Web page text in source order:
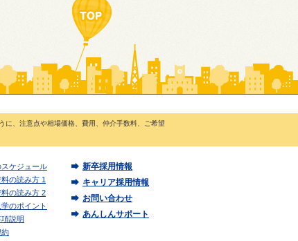
に、注意点や相場価格、費用、仲介手数料、ご希望
スケジュール
の読み方 1
の読み方 2
のポイント
説明
約
新卒採用情報
キャリア採用情報
お問い合わせ
あんしんサポート